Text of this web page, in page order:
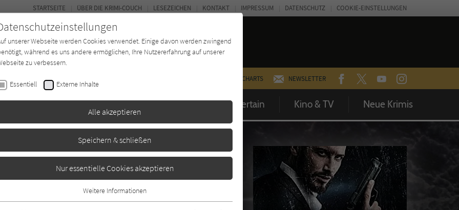
CHARTS NEWSLETTER FACEBOOKTWITTERYOUTUBEINSTAGRAM
Buchtyp Autor*in Magazin Entertain Kino & TV Neue Krimis
STARTSEITE ÜBER DIE KRIMI-COUCH LESEZEICHEN KONTAKT IMPRESSUM DATENSCHUTZ COOKIE-EINSTELLUNGEN
Man-Serie 2)
unserer Webseite werden Cookies verwendet. Einige davon werden zwingend
während es uns andere ermöglichen, Ihre Nutzererfahrung auf unserer
zu verbessern.
Essentiell Externe Inhalte
Alle akzeptieren
Speichern & schließen
Nur essentielle Cookies akzeptieren
Weitere Informationen